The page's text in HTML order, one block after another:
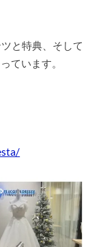
と特典、そして
ています。